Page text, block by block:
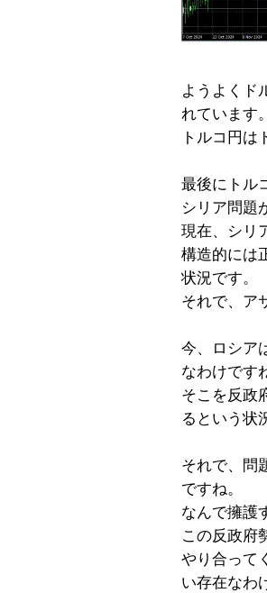
ようよくド
れています。
トルコ円は
最後にトル
シリア問題
現在、シリ
構造的には
状況です。
それで、ア
今、ロシア
なわけです
そこを反政
るという状
それで、問
ですね。
なんで擁護
この反政府
やり合って
い存在なわ